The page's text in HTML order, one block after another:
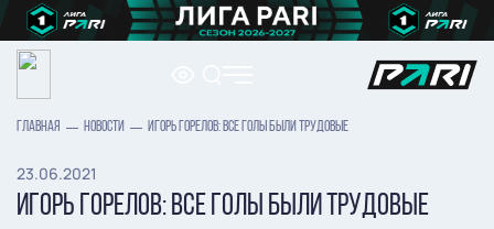
ГЛАВНАЯ НОВОСТИ ИГОРЬ ГОРЕЛОВ: ВСЕ ГОЛЫ БЫЛИ ТРУДОВЫЕ
23.06.2021
ИГОРЬ ГОРЕЛОВ: ВСЕ ГОЛЫ БЫЛИ ТРУДОВЫЕ